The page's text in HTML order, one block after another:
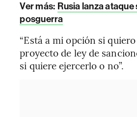
Ver más: Rusia lanza
posguerra
“Está a mi opción si
proyecto de ley de
si quiere ejercerlo o no”.